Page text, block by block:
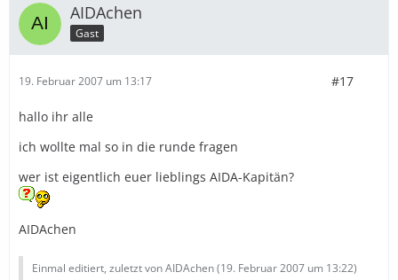
AIDAchen
Gast
19. Februar 2007 um 13:17 #17
hallo ihr alle
ich wollte mal so in die runde fragen
wer ist eigentlich euer lieblings AIDA-Kapitän?
AIDAchen
Einmal editiert, zuletzt von AIDAchen (19. Februar 2007 um 13:22)